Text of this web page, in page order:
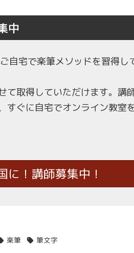
中
自宅で楽筆メソッドを習得し
て取得していただけます。講
すぐに自宅でオンライン教室
に！講師募集中！
楽筆 筆文字